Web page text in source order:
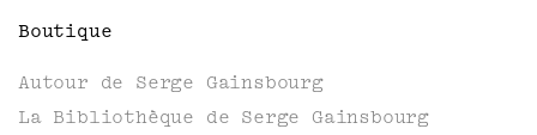
Boutique
Autour de Serge Gainsbourg
La Bibliothèque de Serge Gainsbourg